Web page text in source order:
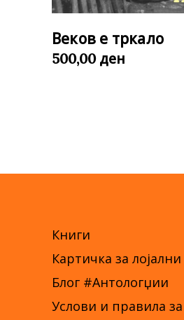
Веков е тркало
500,00 ден
Книги
Картичка за
Блог #Антологџии
Услови и правила